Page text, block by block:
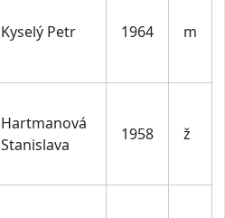
Kyselý Petr 1964 m
Hartmanová
Stanislava
1958 ž